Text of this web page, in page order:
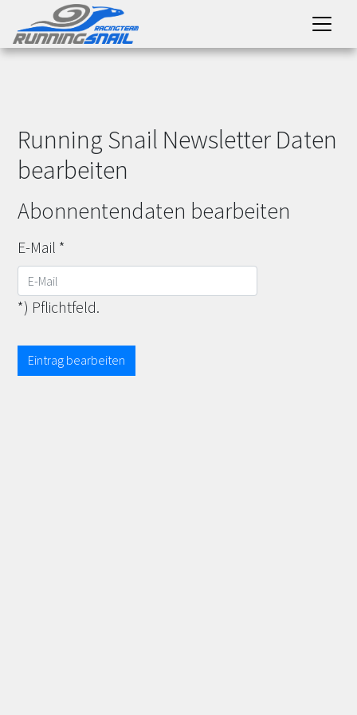
Running Snail Newsletter Daten
bearbeiten
Abonnentendaten bearbeiten
E-Mail *
*) Pflichtfeld.